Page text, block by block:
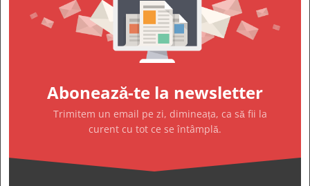
Abonează-te la newsletter
Trimitem un email pe zi, dimineața, ca să fii la
curent cu tot ce se întâmplă.